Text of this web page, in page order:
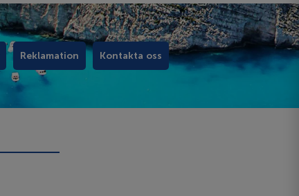
Reklamation Kontakta oss